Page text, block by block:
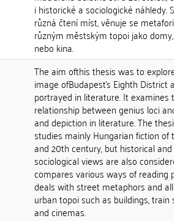
i historické a sociologické náhledy.
různá čtení míst, věnuje se
různým městským topoi jako domy,
nebo kina.
The aim ofthis thesis was to explore
image ofBudapesťs Eighth District as
portrayed in literature. It examines
relationship between genius loci and
and depiction in literature. The thesis
studies mainly Hungarian fiction of
and 20th century, but historical and
sociological views are also
compares various ways of reading
deals with street metaphors and all
urban topoi such as buildings, train
and cinemas.